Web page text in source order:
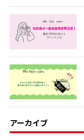
アーカイブ